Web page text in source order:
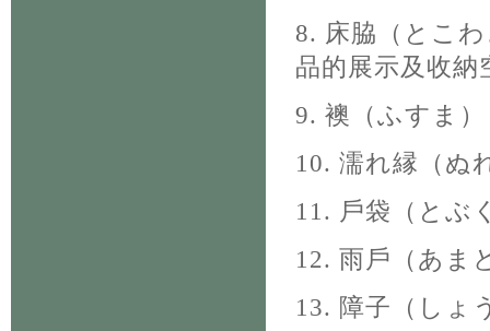
8. 床脇（とこ
品的展示及收納
9. 襖（ふすま
10. 濡れ縁（ぬ
11. 戶袋（とぶ
12. 雨戶（あま
13. 障子（しょ